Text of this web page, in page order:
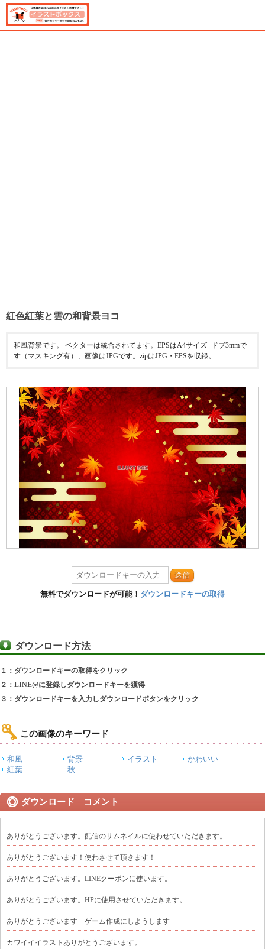
紅色紅葉と雲の和背景ヨコ
和風背景です。 ベクターは統合されてます。EPSはA4サイズ+ドブ3mmで
す（マスキング有）、画像はJPGです。zipはJPG・EPSを収録。
送信
無料でダウンロードが可能！ ダウンロードキーの取得
ダウンロード方法
１：ダウンロードキーの取得をクリック
２：LINE@に登録しダウンロードキーを獲得
３：ダウンロードキーを入力しダウンロードボタンをクリック
この画像のキーワード
和風 背景 イラスト
かわいい
紅葉
秋
ダウンロード コメント
ありがとうございます。配信のサムネイルに使わせていただきます。
ありがとうございます！使わさせて頂きます！
ありがとうございます。LINEクーポンに使います。
ありがとうございます。HPに使用させていただきます。
ありがとうございます ゲーム作成にしようします
カワイイイラストありがとうございます。